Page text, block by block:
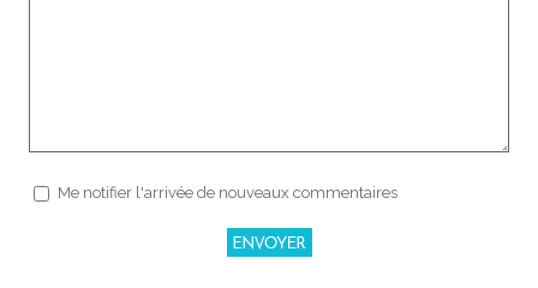
Me notifier l'arrivée de nouveaux commentaires